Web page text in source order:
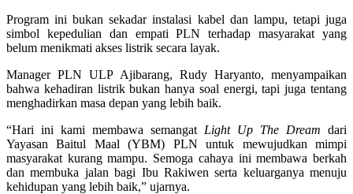
Program ini bukan sekadar instalasi kabel dan lampu, tetapi juga
simbol kepedulian dan empati PLN terhadap masyarakat yang
belum menikmati akses listrik secara layak.
Manager PLN ULP Ajibarang, Rudy Haryanto, menyampaikan
bahwa kehadiran listrik bukan hanya soal energi, tapi juga tentang
menghadirkan masa depan yang lebih baik.
“Hari ini kami membawa semangat Light Up The Dream dari
Yayasan Baitul Maal (YBM) PLN untuk mewujudkan mimpi
masyarakat kurang mampu. Semoga cahaya ini membawa berkah
dan membuka jalan bagi Ibu Rakiwen serta keluarganya menuju
kehidupan yang lebih baik,” ujarnya.